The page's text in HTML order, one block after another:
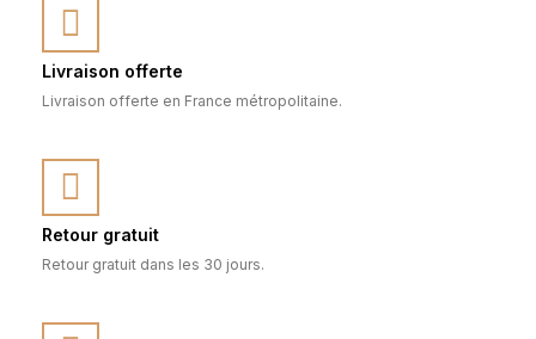
Livraison offerte
Livraison offerte en France métropolitaine.
Retour gratuit
Retour gratuit dans les 30 jours.